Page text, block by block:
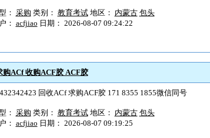
： 采购 类别： 教育考试地区： 内蒙古 包头
： acfjiao 日期： 2026-08-07 09:24:22
购ACf 收购ACF胶 ACF胶
回收ACf 求购ACF胶 171 8355 1855微信同号
： 采购 类别： 教育考试地区： 内蒙古 包头
： acfjiao 日期： 2026-08-07 09:19:25